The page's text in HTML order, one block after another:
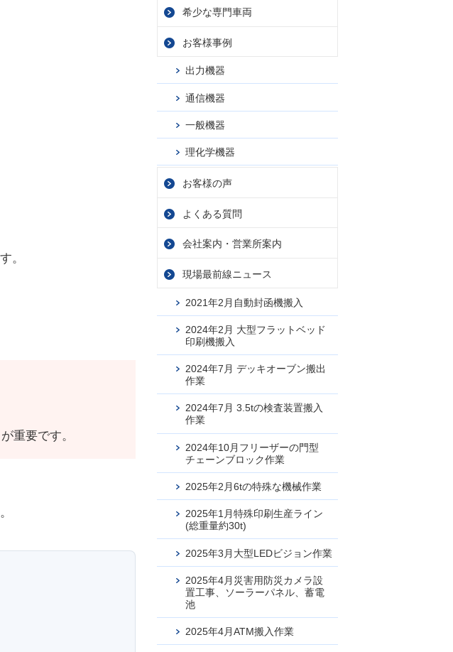
。
重要です。
希少な専門車両
お客様事例
出力機器
通信機器
一般機器
理化学機器
お客様の声
よくある質問
会社案内・ 営業所案内
現場最前線ニュース
2021年2月自動封函機搬入
2024年2月 大型フラットベッド
印刷機搬入
2024年7月 デッキオーブン搬出
作業
2024年7月 3.5tの検査装置搬入
作業
2024年10月フリーザーの門型
チェーンブロック作業
2025年2月6tの特殊な機械作業
2025年1月特殊印刷生産ライン
(総重量約30t)
2025年3月大型LEDビジョン作業
2025年4月災害用防災カメラ設
置工事、ソーラーパネル、蓄電
池
2025年4月ATM搬入作業